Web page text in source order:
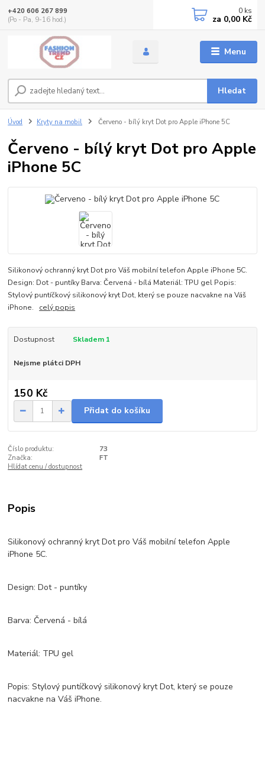
Menu
Hledat
+420 606 267 899
(Po - Pa, 9-16 hod.)
0 ks
za 0,00 Kč
Úvod Kryty na mobil Červeno - bílý kryt Dot pro Apple iPhone 5C
Červeno - bílý kryt Dot pro Apple
iPhone 5C
Silikonový ochranný kryt Dot pro Váš mobilní telefon Apple iPhone 5C.
Design: Dot - puntíky Barva: Červená - bílá Materiál: TPU gel Popis:
Stylový puntíčkový silikonový kryt Dot, který se pouze nacvakne na Váš
iPhone. celý popis
Dostupnost Skladem 1
Nejsme plátci DPH
150 Kč
Přidat do košíku
Číslo produktu:
73
Značka:
FT
Hlídat cenu / dostupnost
Popis
Silikonový ochranný kryt Dot pro Váš mobilní telefon Apple
iPhone 5C.
Design: Dot - puntíky
Barva: Červená - bílá
Materiál: TPU gel
Popis: Stylový puntíčkový silikonový kryt Dot, který se pouze
nacvakne na Váš iPhone.